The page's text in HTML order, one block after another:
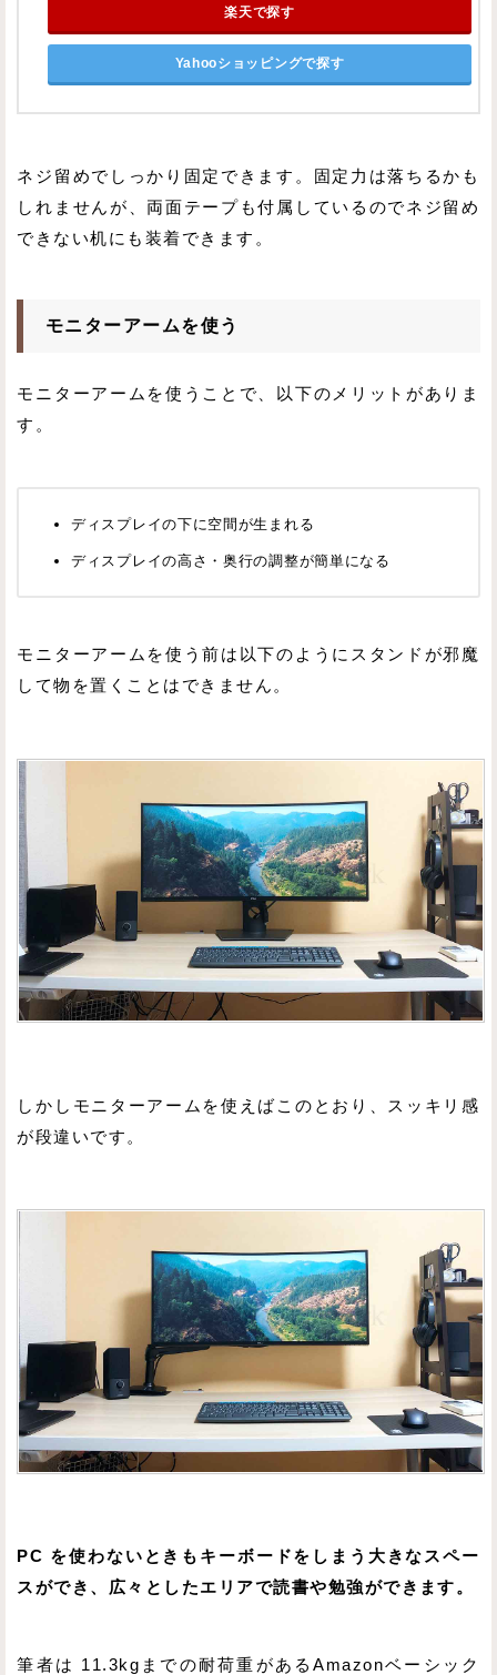
楽天で探す
Yahooショッピングで探す
ネジ留めでしっかり固定できます。固定力は落ちるかも
しれませんが、両面テープも付属しているのでネジ留め
できない机にも装着できます。
モニターアームを使う
モニターアームを使うことで、以下のメリットがありま
す。
ディスプレイの下に空間が生まれる
ディスプレイの高さ・奥行の調整が簡単になる
モニターアームを使う前は以下のようにスタンドが邪魔
して物を置くことはできません。
しかしモニターアームを使えばこのとおり、スッキリ感
が段違いです。
PC を使わないときもキーボードをしまう大きなスペー
スができ、広々としたエリアで読書や勉強ができます。
筆者は 11.3kgまでの耐荷重があるAmazonベーシック